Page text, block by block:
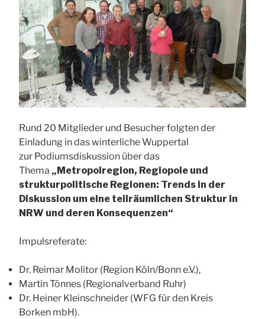
Rund 20 Mitglieder und Besucher folgten der
Einladung in das winterliche Wuppertal
zur Podiumsdiskussion über das
Thema „Metropolregion, Regiopole und
strukturpolitische Regionen: Trends in der
Diskussion um eine teilräumlichen Struktur in
NRW und deren Konsequenzen“
Impulsreferate:
Dr. Reimar Molitor (Region Köln/Bonn e.V.),
Martin Tönnes (Regionalverband Ruhr)
Dr. Heiner Kleinschneider (WFG für den Kreis
Borken mbH).